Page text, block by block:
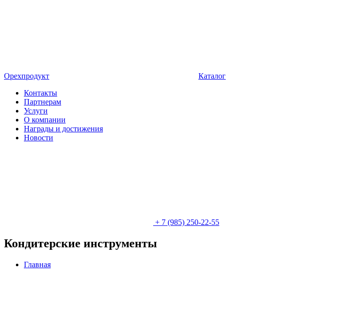
Орехпродукт
Каталог
Контакты
Партнерам
Услуги
О компании
Награды и достижения
Новости
+ 7 (985) 250-22-55
Кондитерские инструменты
Главная